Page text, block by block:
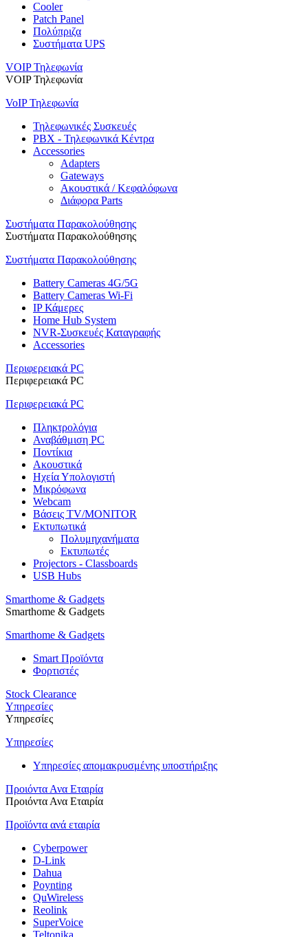
Cooler
Patch Panel
Πολύπριζα
Συστήματα UPS
VOIP Τηλεφωνία
VOIP Τηλεφωνία
VoIP Τηλεφωνία
Τηλεφωνικές Συσκευές
PBX - Τηλεφωνικά Κέντρα
Accessories
Adapters
Gateways
Ακουστικά / Κεφαλόφωνα
Διάφορα Parts
Συστήματα Παρακολούθησης
Συστήματα Παρακολούθησης
Συστήματα Παρακολούθησης
Battery Cameras 4G/5G
Battery Cameras Wi-Fi
IP Κάμερες
Home Hub System
NVR-Συσκευές Καταγραφής
Accessories
Περιφερειακά PC
Περιφερειακά PC
Περιφερειακά PC
Πληκτρολόγια
Αναβάθμιση PC
Ποντίκια
Ακουστικά
Ηχεία Υπολογιστή
Μικρόφωνα
Webcam
Βάσεις TV/MONITOR
Εκτυπωτικά
Πολυμηχανήματα
Εκτυπωτές
Projectors - Classboards
USB Hubs
Smarthome & Gadgets
Smarthome & Gadgets
Smarthome & Gadgets
Smart Προϊόντα
Φορτιστές
Stock Clearance
Υπηρεσίες
Υπηρεσίες
Υπηρεσίες
Υπηρεσίες απομακρυσμένης υποστήριξης
Προιόντα Ανα Εταιρία
Προιόντα Ανα Εταιρία
Προϊόντα ανά εταιρία
Cyberpower
D-Link
Dahua
Poynting
QuWireless
Reolink
SuperVoice